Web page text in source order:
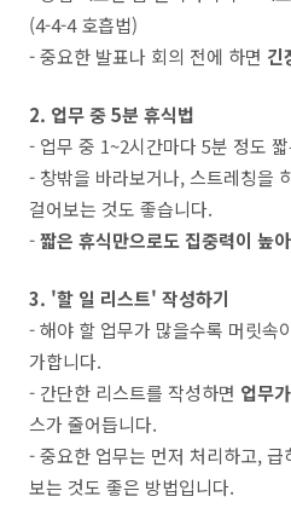
(4-4-4 호흡법)
- 중요한 발표나 회의 전에 하면 긴
2. 업무 중 5분 휴식법
- 업무 중 1~2시간마다 5분 정도
- 창밖을 바라보거나, 스트레칭을
걸어보는 것도 좋습니다.
-짧은 휴식만으로도 집중력이 높
3. '할 일 리스트' 작성하기
- 해야 할 업무가 많을수록 머릿속
가합니다.
- 간단한 리스트를 작성하면 업무
스가 줄어듭니다.
- 중요한 업무는 먼저 처리하고,
보는 것도 좋은 방법입니다.